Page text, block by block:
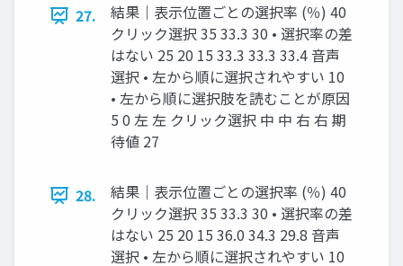
27.
結果｜表⽰位置ごとの選択率 (％) 40
クリック選択 35 33.3 30 • 選択率の差
はない 25 20 15 33.3 33.3 33.4 ⾳声
選択 • 左から順に選択されやすい 10
• 左から順に選択肢を読むことが原因
5 0 左 左 クリック選択 中 中 右 右 期
待値 27
28.
結果｜表⽰位置ごとの選択率 (％) 40
クリック選択 35 33.3 30 • 選択率の差
はない 25 20 15 36.0 34.3 29.8 ⾳声
選択 • 左から順に選択されやすい 10